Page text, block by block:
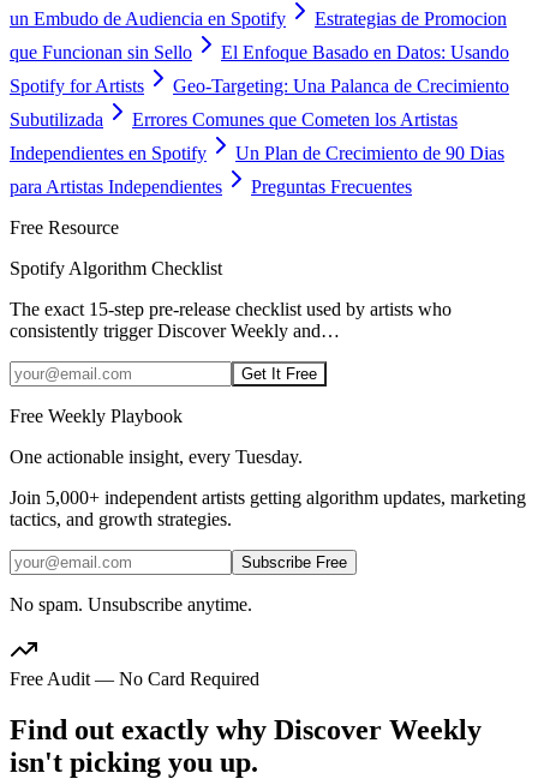
un Embudo de Audiencia en Spotify
Estrategias de Promocion
que Funcionan sin Sello
El Enfoque Basado en Datos: Usando
Spotify for Artists
Geo-Targeting: Una Palanca de Crecimiento
Subutilizada
Errores Comunes que Cometen los Artistas
Independientes en Spotify
Un Plan de Crecimiento de 90 Dias
para Artistas Independientes
Preguntas Frecuentes
Free Resource
Spotify Algorithm Checklist
The exact 15-step pre-release checklist used by artists who
consistently trigger Discover Weekly and…
Get It Free
Free Weekly Playbook
One actionable insight, every Tuesday.
Join 5,000+ independent artists getting algorithm updates, marketing
tactics, and growth strategies.
Subscribe Free
No spam. Unsubscribe anytime.
Free Audit — No Card Required
Find out exactly why Discover Weekly
isn't picking you up.